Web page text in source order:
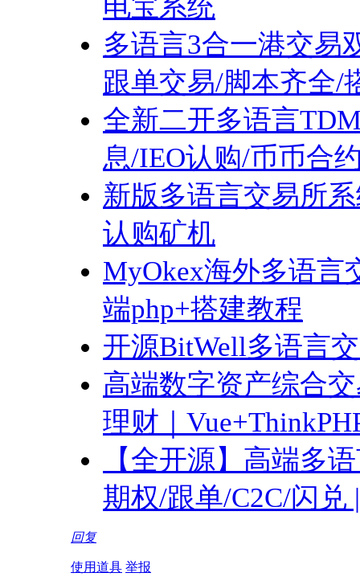
电宝系统
多语言3合一港交易
跟单交易/脚本齐全/
全新二开多语言
息/IEO认购/币币合
新版多语言交易所
认购矿机
MyOkex海外多语言
端php+搭建教程
开源BitWell多语言
高端数字资产综合
理财｜
【全开源】高端多
期权/跟单/C2C/闪兑
回复
使用道具 举报